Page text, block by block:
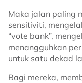
Maka jalan paling
sensitiviti,
“vote bank”,
menangguhkan
untuk satu dekad
Bagi mereka,